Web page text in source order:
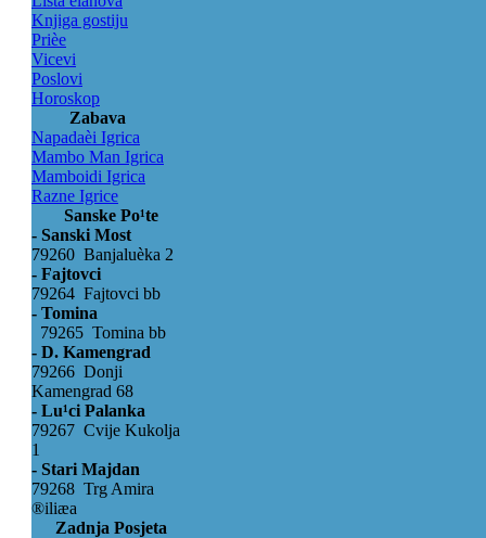
Knjiga gostiju
Prièe
Vicevi
Poslovi
Horoskop
Zabava
Napadaèi Igrica
Mambo Man Igrica
Mamboidi Igrica
Razne Igrice
Sanske Po¹te
- Sanski Most
79260 Banjaluèka 2
- Fajtovci
79264 Fajtovci bb
- Tomina
79265 Tomina bb
- D. Kamengrad
79266 Donji
Kamengrad 68
- Lu¹ci Palanka
79267 Cvije Kukolja
1
- Stari Majdan
79268 Trg Amira
®iliæa
Zadnja Posjeta